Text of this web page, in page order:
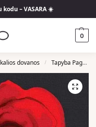
– VASARA ☀️
0
dovanos / Tapyba Pagal Skaičius